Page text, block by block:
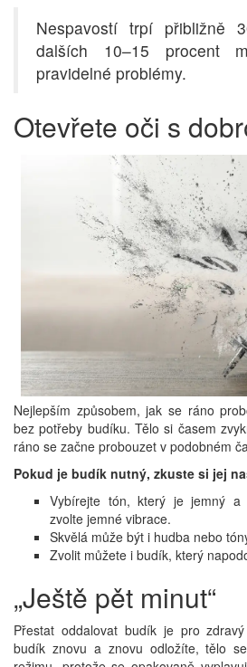
Nespavostí trpí přibližně
dalších 10–15 procent
pravidelné problémy.
Otevřete oči s
Nejlepším způsobem, jak se ráno
bez potřeby budíku. Tělo si časem
ráno se začne probouzet v podobném
Pokud je budík nutný, zkuste si jej
Vybírejte tón, který je jemný a
zvolte jemné vibrace.
Skvělá může být i hudba nebo
Zvolit můžete i budík, který
„Ještě pět minut“
Přestat oddalovat budík je pro
budík znovu a znovu odložíte, tělo